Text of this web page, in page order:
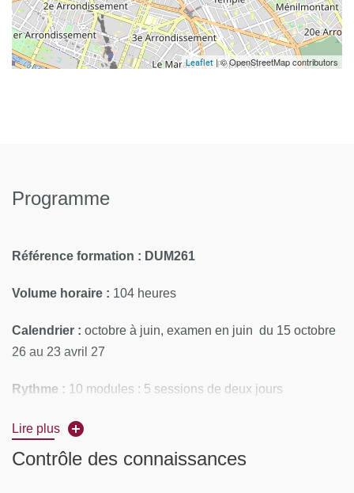
Leaflet | © OpenStreetMap contributors
Programme
Référence formation : DUM261
Volume horaire : 104 heures
Calendrier : octobre à juin, examen en juin du 15 octobre
26 au 23 avril 27
Rythme : 10 modules : 5 sessions de deux jours
Lieux de la formation :
A distance
Lire plus
Contrôle des connaissances